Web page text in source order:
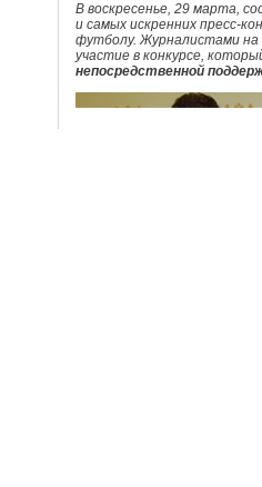
В воскресенье, 29 марта,
и самых искренних пресс-
футболу. Журналистами
участие в конкурсе,
непосредственной